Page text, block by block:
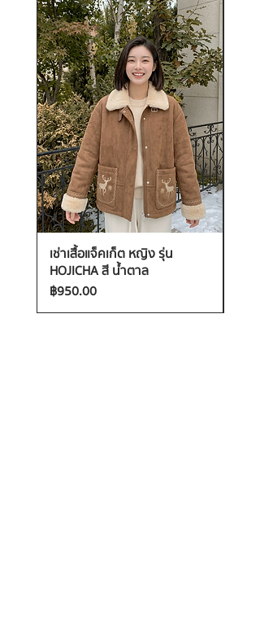
เช่าเสื้อแจ็คเก็ต หญิง รุ่น
HOJICHA สี น้ำตาล
ราคา
฿950.00